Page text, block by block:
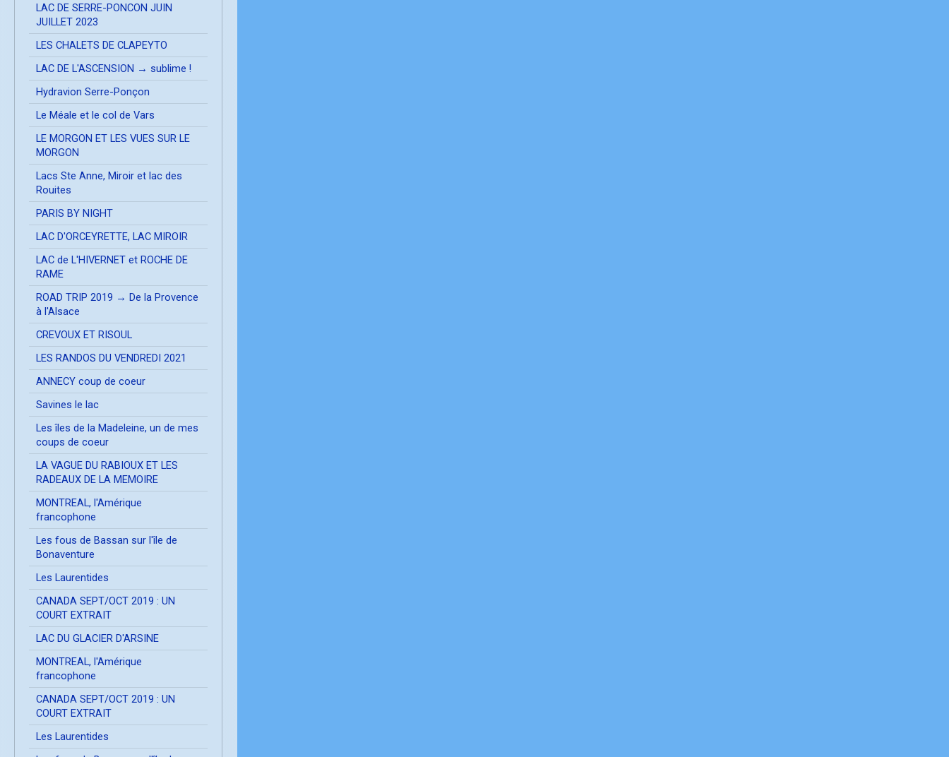
LAC DE SERRE-PONCON JUIN
JUILLET 2023
LES CHALETS DE CLAPEYTO
LAC DE L'ASCENSION → sublime !
Hydravion Serre-Ponçon
Le Méale et le col de Vars
LE MORGON ET LES VUES SUR LE
MORGON
Lacs Ste Anne, Miroir et lac des
Rouites
PARIS BY NIGHT
LAC D'ORCEYRETTE, LAC MIROIR
LAC de L'HIVERNET et ROCHE DE
RAME
ROAD TRIP 2019 → De la Provence
à l'Alsace
CREVOUX ET RISOUL
LES RANDOS DU VENDREDI 2021
ANNECY coup de coeur
Savines le lac
Les îles de la Madeleine, un de mes
coups de coeur
LA VAGUE DU RABIOUX ET LES
RADEAUX DE LA MEMOIRE
MONTREAL, l'Amérique
francophone
Les fous de Bassan sur l'île de
Bonaventure
Les Laurentides
CANADA SEPT/OCT 2019 : UN
COURT EXTRAIT
LAC DU GLACIER D'ARSINE
MONTREAL, l'Amérique
francophone
CANADA SEPT/OCT 2019 : UN
COURT EXTRAIT
Les Laurentides